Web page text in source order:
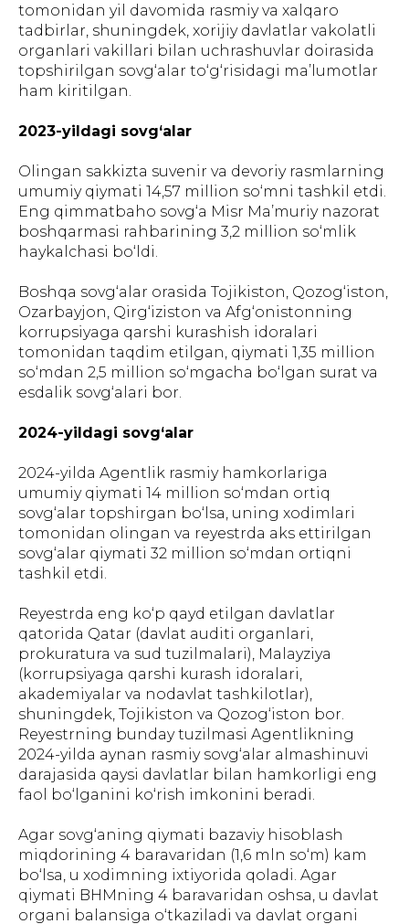
tomonidan yil davomida rasmiy va xalqaro
tadbirlar, shuningdek, xorijiy davlatlar vakolatli
organlari vakillari bilan uchrashuvlar doirasida
topshirilgan sovg‘alar to‘g‘risidagi ma’lumotlar
ham kiritilgan.
2023-yildagi sovg‘alar
Olingan sakkizta suvenir va devoriy rasmlarning
umumiy qiymati 14,57 million so‘mni tashkil etdi.
Eng qimmatbaho sovg‘a Misr Ma’muriy nazorat
boshqarmasi rahbarining 3,2 million so‘mlik
haykalchasi bo‘ldi.
Boshqa sovg‘alar orasida Tojikiston, Qozog‘iston,
Ozarbayjon, Qirg‘iziston va Afg‘onistonning
korrupsiyaga qarshi kurashish idoralari
tomonidan taqdim etilgan, qiymati 1,35 million
so‘mdan 2,5 million so‘mgacha bo‘lgan surat va
esdalik sovg‘alari bor.
2024-yildagi sovg‘alar
2024-yilda Agentlik rasmiy hamkorlariga
umumiy qiymati 14 million so‘mdan ortiq
sovg‘alar topshirgan bo‘lsa, uning xodimlari
tomonidan olingan va reyestrda aks ettirilgan
sovg‘alar qiymati 32 million so‘mdan ortiqni
tashkil etdi.
Reyestrda eng ko‘p qayd etilgan davlatlar
qatorida Qatar (davlat auditi organlari,
prokuratura va sud tuzilmalari), Malayziya
(korrupsiyaga qarshi kurash idoralari,
akademiyalar va nodavlat tashkilotlar),
shuningdek, Tojikiston va Qozog‘iston bor.
Reyestrning bunday tuzilmasi Agentlikning
2024-yilda aynan rasmiy sovg‘alar almashinuvi
darajasida qaysi davlatlar bilan hamkorligi eng
faol bo‘lganini ko‘rish imkonini beradi.
Agar sovg‘aning qiymati bazaviy hisoblash
miqdorining 4 baravaridan (1,6 mln so‘m) kam
bo‘lsa, u xodimning ixtiyorida qoladi. Agar
qiymati BHMning 4 baravaridan oshsa, u davlat
organi balansiga o‘tkaziladi va davlat organi